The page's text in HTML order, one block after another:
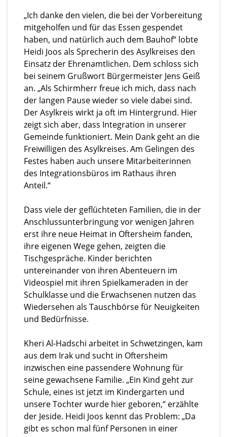
„Ich danke den vielen, die bei der Vorbereitung
mitgeholfen und für das Essen gespendet
haben, und natürlich auch dem Bauhof“ lobte
Heidi Joos als Sprecherin des Asylkreises den
Einsatz der Ehrenamtlichen. Dem schloss sich
bei seinem Grußwort Bürgermeister Jens Geiß
an. „Als Schirmherr freue ich mich, dass nach
der langen Pause wieder so viele dabei sind.
Der Asylkreis wirkt ja oft im Hintergrund. Hier
zeigt sich aber, dass Integration in unserer
Gemeinde funktioniert. Mein Dank geht an die
Freiwilligen des Asylkreises. Am Gelingen des
Festes haben auch unsere Mitarbeiterinnen
des Integrationsbüros im Rathaus ihren
Anteil.“
Dass viele der geflüchteten Familien, die in der
Anschlussunterbringung vor wenigen Jahren
erst ihre neue Heimat in Oftersheim fanden,
ihre eigenen Wege gehen, zeigten die
Tischgespräche. Kinder berichten
untereinander von ihren Abenteuern im
Videospiel mit ihren Spielkameraden in der
Schulklasse und die Erwachsenen nutzen das
Wiedersehen als Tauschbörse für Neuigkeiten
und Bedürfnisse.
Kheri Al-Hadschi arbeitet in Schwetzingen, kam
aus dem Irak und sucht in Oftersheim
inzwischen eine passendere Wohnung für
seine gewachsene Familie. „Ein Kind geht zur
Schule, eines ist jetzt im Kindergarten und
unsere Tochter wurde hier geboren,“ erzählte
der Jeside. Heidi Joos kennt das Problem: „Da
gibt es schon mal fünf Personen in einer